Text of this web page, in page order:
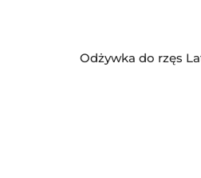
Odżywka do rzęs